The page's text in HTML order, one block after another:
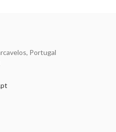
Portugal